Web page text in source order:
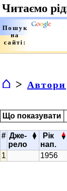
⌂ > Автори
Що показувати
# Дже-
рело
▴
▾
Рік
нап.
▴
▾
1956